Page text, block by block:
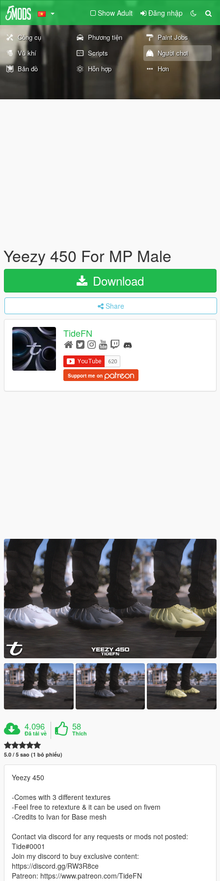
Show Adult Đăng nhập
Công cụ Phương tiện
Paint Jobs
Vũ khí
Scripts
Người chơi
Bản đồ
Hỗn hợp Hơn
Yeezy 450 For MP Male
Download
Share
TideFN
Support me on
4.096
Đã tải về
58
Thích
5.0 / 5 sao (1 bỏ phiếu)
Yeezy 450
-Comes with 3 different textures
-Feel free to retexture & it can be used on fivem
-Credits to Ivan for Base mesh
Contact via discord for any requests or mods not posted:
Tide#0001
Join my discord to buy exclusive content:
https://discord.gg/RW3R8ce
Patreon: https://www.patreon.com/TideFN